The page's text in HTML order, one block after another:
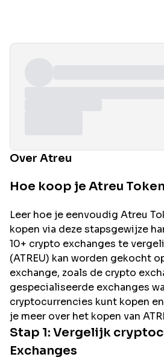
Over Atreu
Hoe koop je Atreu Token
Leer hoe je eenvoudig Atreu
kopen via deze stapsgewijze
10+ crypto exchanges te
(ATREU) kan worden gekocht
exchange, zoals de crypto
gespecialiseerde exchanges
cryptocurrencies kunt kopen
je meer over het kopen van
Stap 1: Vergelijk
Exchanges